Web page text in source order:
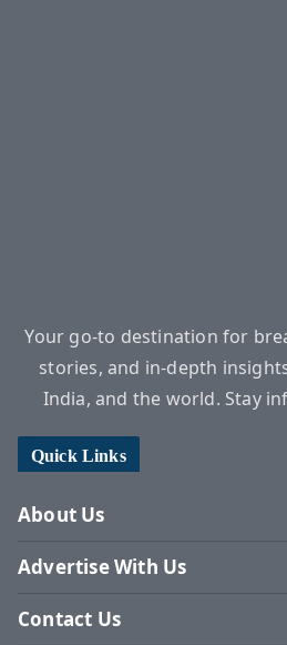
Your go-to destination for
stories, and in-depth
India, and the world. Stay
Quick Links
About Us
Advertise With Us
Contact Us